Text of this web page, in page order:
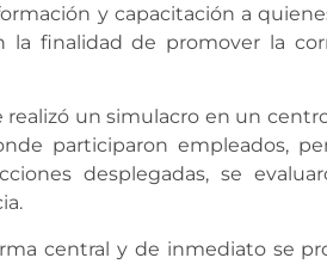
y capacitación a
la finalidad de promover la
un simulacro en un
participaron empleados,
desplegadas, se
central y de inmediato se